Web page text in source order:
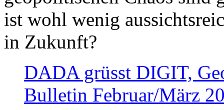
ist wohl wenig
in Zukunft?
DADA grüsst DIGIT,
Bulletin Februar/März